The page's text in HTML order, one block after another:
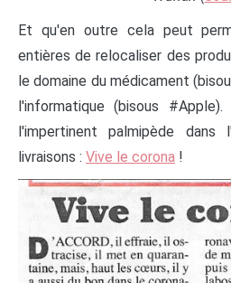
Et qu'en outre cela peut
entières de relocaliser des
le domaine du médicament
l'informatique (bisous
l'impertinent palmipède dans
livraisons : Vive le corona !